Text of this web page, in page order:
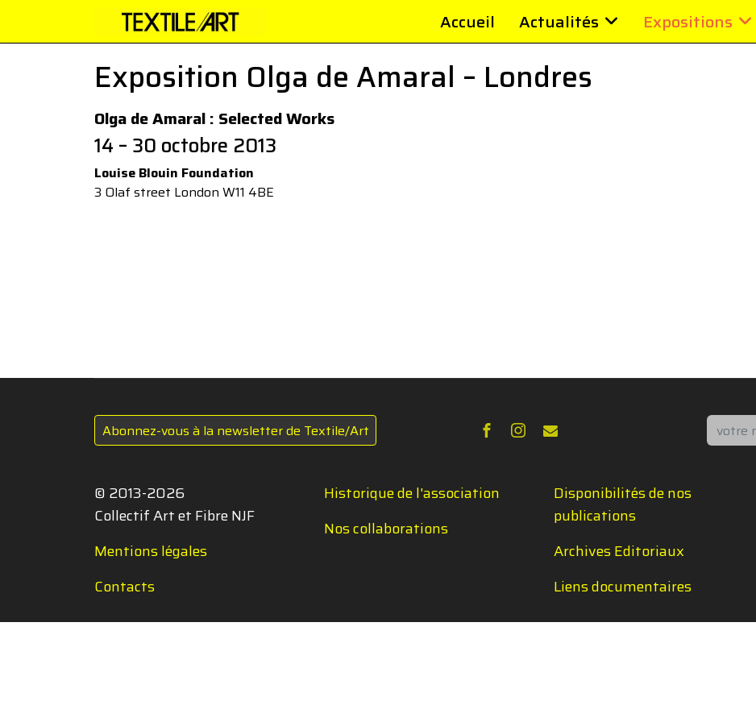
Accueil Actualités Expositions
Exposition Olga de Amaral – Londres
Olga de Amaral : Selected Works
14 – 30 octobre 2013
Louise Blouin Foundation
3 Olaf street London W11 4BE
Abonnez-vous à la newsletter de Textile/Art Rechercher
© 2013-2026
Collectif Art et Fibre NJF
Mentions légales
Contacts
Historique de l'association
Nos collaborations
Disponibilités de nos
publications
Archives Editoriaux
Liens documentaires